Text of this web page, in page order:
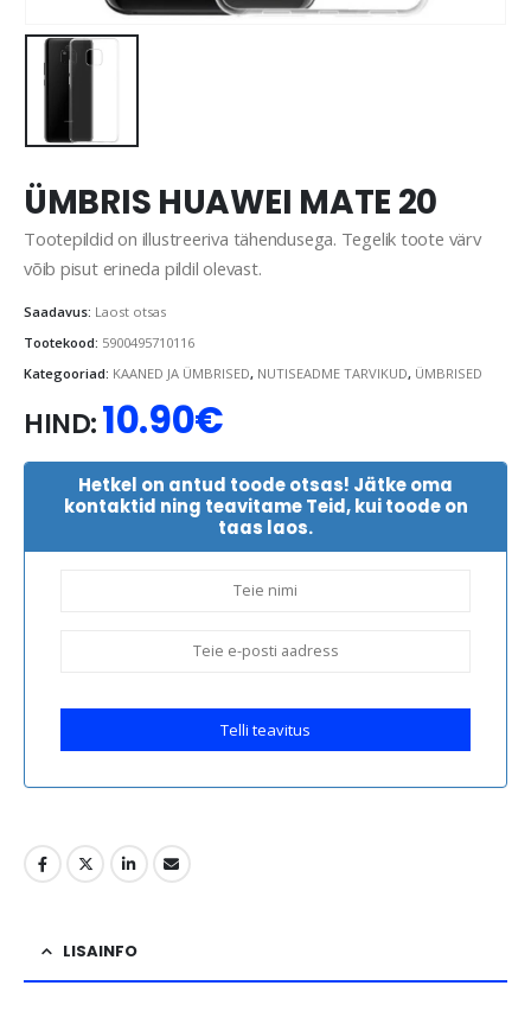
ÜMBRIS HUAWEI MATE 20
Tootepildid on illustreeriva tähendusega. Tegelik toote värv
võib pisut erineda pildil olevast.
Saadavus: Laost otsas
Tootekood: 5900495710116
Kategooriad: KAANED JA ÜMBRISED, NUTISEADME TARVIKUD, ÜMBRISED
HIND:10.90€
Hetkel on antud toode otsas! Jätke oma
kontaktid ning teavitame Teid, kui toode on
taas laos.
Telli teavitus
LISAINFO